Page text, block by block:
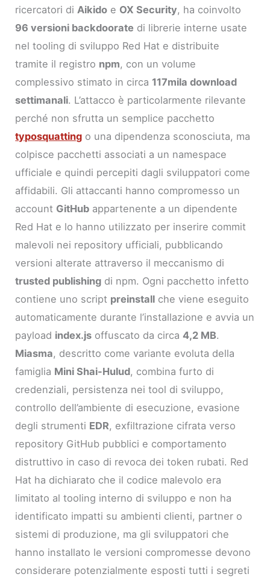
ricercatori di Aikido e OX Security, ha coinvolto
96 versioni backdoorate di librerie interne usate
nel tooling di sviluppo Red Hat e distribuite
tramite il registro npm, con un volume
complessivo stimato in circa 117mila download
settimanali. L’attacco è particolarmente rilevante
perché non sfrutta un semplice pacchetto
typosquatting o una dipendenza sconosciuta, ma
colpisce pacchetti associati a un namespace
ufficiale e quindi percepiti dagli sviluppatori come
affidabili. Gli attaccanti hanno compromesso un
account GitHub appartenente a un dipendente
Red Hat e lo hanno utilizzato per inserire commit
malevoli nei repository ufficiali, pubblicando
versioni alterate attraverso il meccanismo di
trusted publishing di npm. Ogni pacchetto infetto
contiene uno script preinstall che viene eseguito
automaticamente durante l’installazione e avvia un
payload index.js offuscato da circa4,2 MB.
Miasma, descritto come variante evoluta della
famiglia Mini Shai-Hulud, combina furto di
credenziali, persistenza nei tool di sviluppo,
controllo dell’ambiente di esecuzione, evasione
degli strumenti EDR, exfiltrazione cifrata verso
repository GitHub pubblici e comportamento
distruttivo in caso di revoca dei token rubati. Red
Hat ha dichiarato che il codice malevolo era
limitato al tooling interno di sviluppo e non ha
identificato impatti su ambienti clienti, partner o
sistemi di produzione, ma gli sviluppatori che
hanno installato le versioni compromesse devono
considerare potenzialmente esposti tutti i segreti